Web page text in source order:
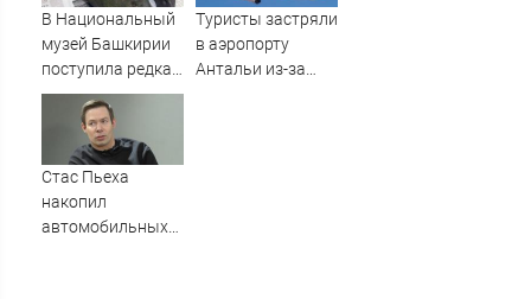
Заксобрания
В Национальный
музей Башкирии
поступила редкая
находка
ледникового
периода
Туристы застряли
в аэропорту
Антальи из-за
Стас Пьеха
накопил
автомобильных